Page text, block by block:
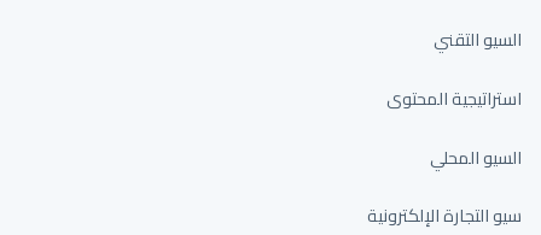
السيو التقني
استراتيجية المحتوى
السيو المحلي
سيو التجارة الإلكترونية